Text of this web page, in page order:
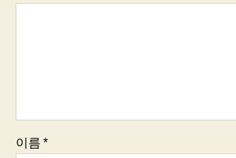
이름*